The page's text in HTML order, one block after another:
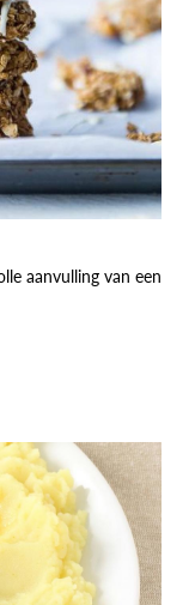
aanvulling van een